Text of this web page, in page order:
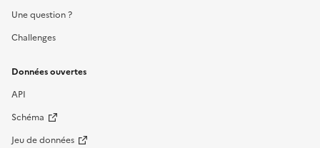
Une question ?
Challenges
Données ouvertes
API
Schéma
Jeu de données